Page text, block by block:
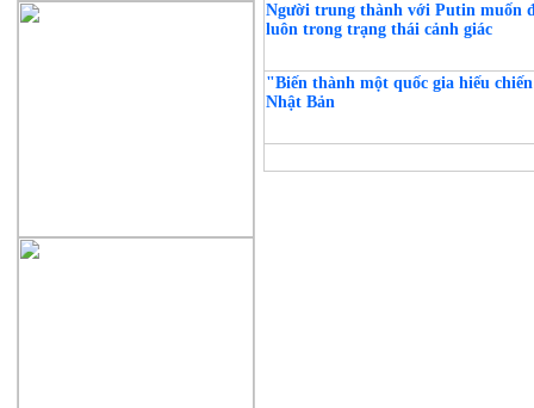
Người trung thành với Putin muốn
luôn trong trạng thái cảnh giác
"Biến thành một quốc gia hiếu
Nhật Bản